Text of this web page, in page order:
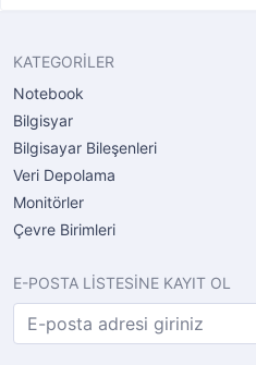
KATEGORİLER
Notebook
Bilgisyar
Bilgisayar Bileşenleri
Veri Depolama
Monitörler
Çevre Birimleri
E-POSTA LİSTESİNE KAYIT OL